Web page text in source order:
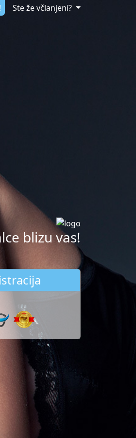
Ste že včlanjeni?
blizu vas!